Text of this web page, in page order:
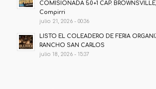
COMISIONADA 50+1 CAP.
Compirri
julio 21, 2026 - 00:36
LISTO EL COLEADERO DE FERIA
RANCHO SAN CARLOS
julio 18, 2026 - 15:37